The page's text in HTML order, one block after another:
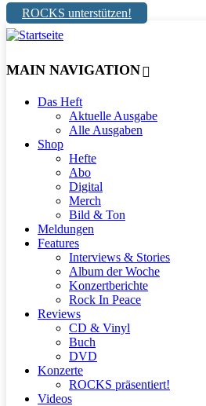
ROCKS unterstützen!
MAIN NAVIGATION
Das Heft
Aktuelle Ausgabe
Alle Ausgaben
Shop
Hefte
Abo
Digital
Merch
Bild & Ton
Meldungen
Features
Interviews & Stories
Album der Woche
Konzertberichte
Rock In Peace
Reviews
CD & Vinyl
Buch
DVD
Konzerte
ROCKS präsentiert!
Videos